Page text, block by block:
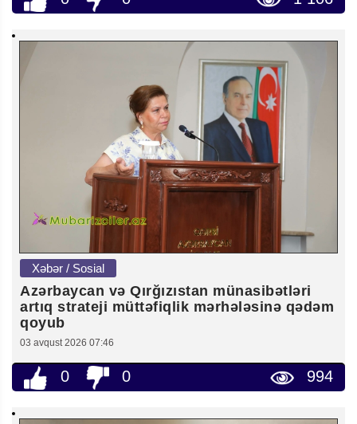
Xəbər / Sosial
Azərbaycan və Qırğızıstan münasibətləri
artıq strateji müttəfiqlik mərhələsinə qədəm
qoyub
03 avqust 2026 07:46
0 0 994